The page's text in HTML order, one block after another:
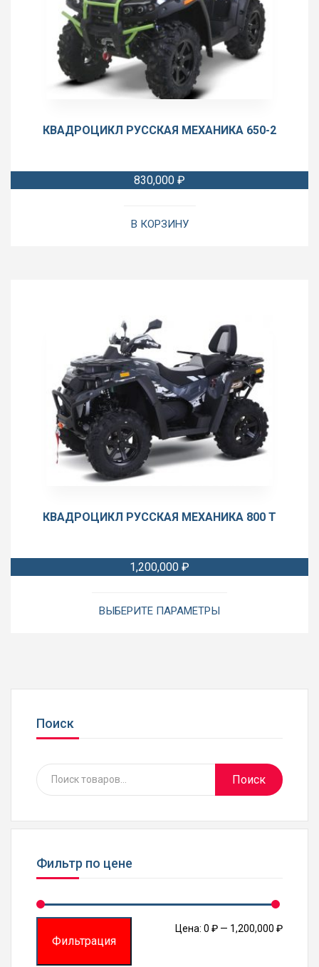
КВАДРОЦИКЛ РУССКАЯ МЕХАНИКА 650-2
830,000 ₽
В КОРЗИНУ
КВАДРОЦИКЛ РУССКАЯ МЕХАНИКА 800 T
1,200,000 ₽
ВЫБЕРИТЕ ПАРАМЕТРЫ
товара.
Поиск
Search
for:
Поиск
Фильтр по цене
Фильтрация
Цена: 0 ₽ — 1,200,000 ₽